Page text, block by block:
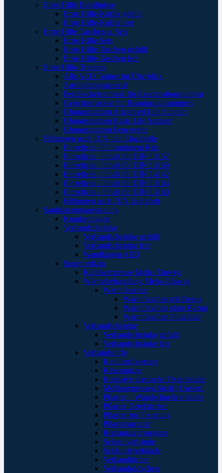
Erste Hilfe Behältnisse
Erste Hilfe-Koffer gefüllt
Erste Hilfe-Koffer leer
Erste Hilfe Taschen u. Sets
Erste Hilfe-Sets
Erste Hilfe-Taschen gefüllt
Erste Hilfe-Taschen leer
Erste Hilfe-Training
Alle AED Trainer im Überblick
Ausbildungsmaterial
Feedbackelektronik für Reanimationspuppen
Gesichtsmasken für Reanimationspuppen
Übungspuppen Advanced Life Support
Übungspuppen Basic Life Support
Übungspuppen Feuerwehr
Füllungen nach DIN und Einzelteile
Einzelteile / Füllsortiment Kita
Einzelteile / Inhalt für DIN 13157
Einzelteile / Inhalt für DIN 13169
Einzelteile / Inhalt für DIN 14142
Einzelteile / Inhalt für DIN 13164
Einzelteile / Inhalt für DIN 13160
Füllungen nach DIN Komplett
Sanitätsraumausstattung
Krankentragen
Verbandschränke
Verbandschränke gefüllt
Verbandschränke leer
Wandkästen AED
Sportmedizin
Kältekompresse Mehr-/Einweg
Wärmebehandlung Mehr-/Einweg
Wärmflaschen
Wärmflaschen mit Bezug
Wärmflaschen ohne Bezug
Wärmflaschen Plüschtier
Verbandschränke
Verbandschränke gefüllt
Verbandschränke leer
Verbandstoffe
Kanülenfixierung
Kinesoptape
Kohäsive elastische Fixierbinden
Mullkompressen Steril / Unsteril
Pflaster – Wundschnellverbände
Pflaster Detektierbar
Pflaster zur Fixierung
Pflasterspender
Replantatversorgung
Schnellverbände
Schlauchverbände
Verbandtücher
Verbandpäckchen